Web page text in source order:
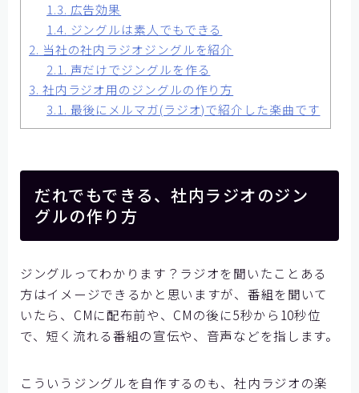
1.3. 広告効果
1.4. ジングルは素人でもできる
2. 当社の社内ラジオジングルを紹介
2.1. 声だけでジングルを作る
3. 社内ラジオ用のジングルの作り方
3.1. 最後にメルマガ(ラジオ)で紹介した楽曲です
だれでもできる、社内ラジオのジン
グルの作り方
ジングルってわかります？ラジオを聞いたことある
方はイメージできるかと思いますが、番組を聞いて
いたら、CMに配布前や、CMの後に5秒から10秒位
で、短く流れる番組の宣伝や、音声などを指します。
こういうジングルを自作するのも、社内ラジオの楽